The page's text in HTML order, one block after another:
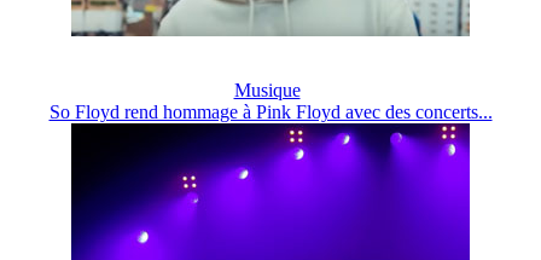
Musique
So Floyd rend hommage à Pink Floyd avec des concerts...